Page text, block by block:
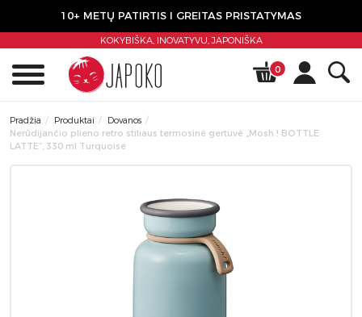
10+ METŲ PATIRTIS I GREITAS PRISTATYMAS
KOKYBIŠKA, INOVATYVU,JAPONIŠKA
0
Pradžia Produktai
Dovanos
Nerūdijančio plieno retro stiliaus termosinė gertuvė „Mosh ! BOTTLE
LATTE”, 330 ml Turquoise